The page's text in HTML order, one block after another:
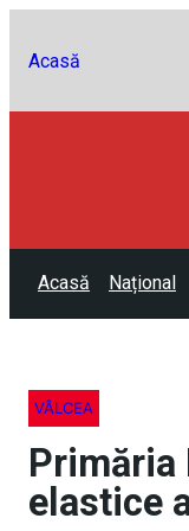
Acasă
Acasă Național
VÂLCEA
Primăria
elastice